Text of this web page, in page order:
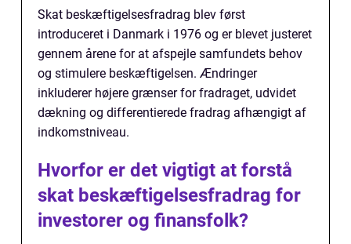
Skat beskæftigelsesfradrag blev først
introduceret i Danmark i 1976 og er blevet justeret
gennem årene for at afspejle samfundets behov
og stimulere beskæftigelsen. Ændringer
inkluderer højere grænser for fradraget, udvidet
dækning og differentierede fradrag afhængigt af
indkomstniveau.
Hvorfor er det vigtigt at forstå
skat beskæftigelsesfradrag for
investorer og finansfolk?